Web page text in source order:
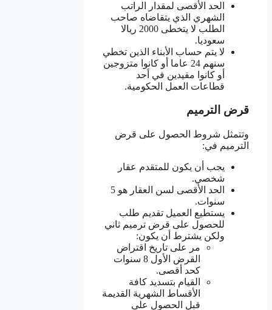
الحد الأقصى لمقدار الراتب
الشهري الذي يتقاضاه صاحب
الطلب لا يتخطى 2000 ريالا
سعوديا.
لا يتم حساب الأبناء الذين تخطي
سنهم 24 عاما أو كانوا متزوجين
أو كانوا مقيدين في أحد
قطاعات العمل الحكومية.
قرض الترميم
وتتمثل شروط الحصول على قرض
الترميم في:
يجب أن يكون للمتقدم عقار
شخصي.
الحد الأقصى لسن العقار هو 5
سنوات.
يستطيع العميل تقديم طلب
للحصول على قرض ترميم ثاني
ولكن يشترط أن يكون:
مر على تاريخ اقتراض
القرض الأول 8 سنوات
كحد أقصى.
القيام بتسديد كافة
الأقساط الشهرية القديمة
قبل الحصول على